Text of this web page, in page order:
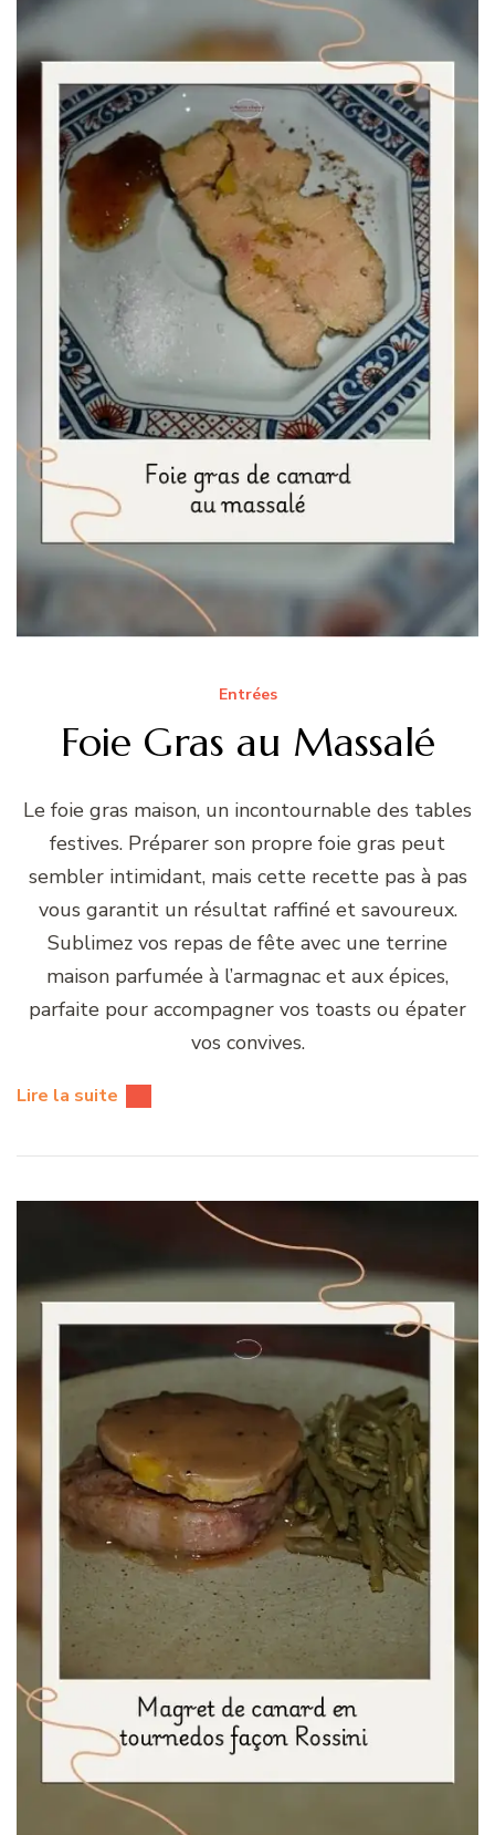
Entrées
Foie Gras au Massalé
Le foie gras maison, un incontournable des tables
festives. Préparer son propre foie gras peut
sembler intimidant, mais cette recette pas à pas
vous garantit un résultat raffiné et savoureux.
Sublimez vos repas de fête avec une terrine
maison parfumée à l’armagnac et aux épices,
parfaite pour accompagner vos toasts ou épater
vos convives.
Lire la suite